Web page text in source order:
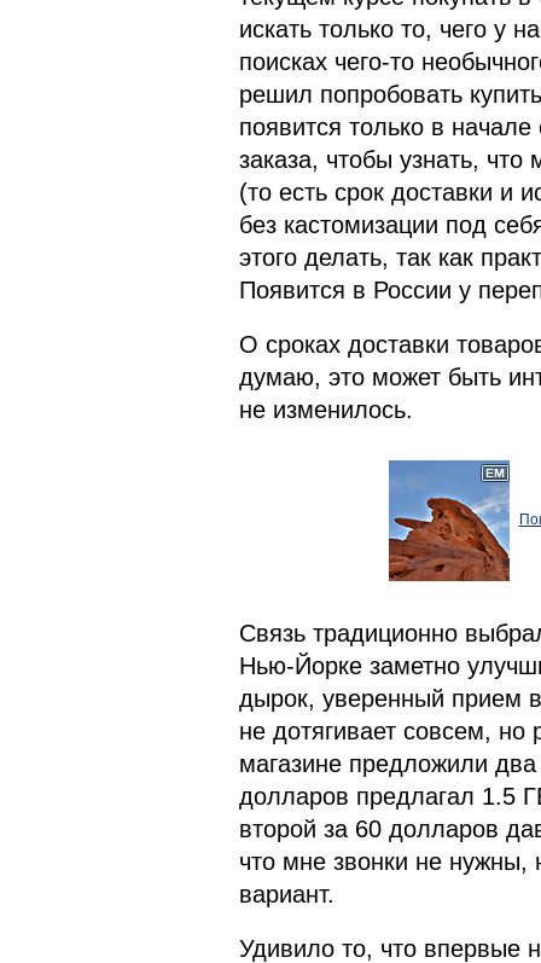
искать только то, чего у
поисках чего-то
решил попробовать
появится только в
заказа, чтобы узнать, что
(то есть срок доставки и
без кастомизации под
этого делать, так как
Появится в России у
О сроках доставки
думаю, это может быть
не изменилось.
Связь традиционно
Нью-Йорке заметно
дырок, уверенный прием
не дотягивает совсем,
магазине предложили
долларов предлагал 1.5
второй за 60 долларов
что мне звонки не нужны,
вариант.
Удивило то, что впервые